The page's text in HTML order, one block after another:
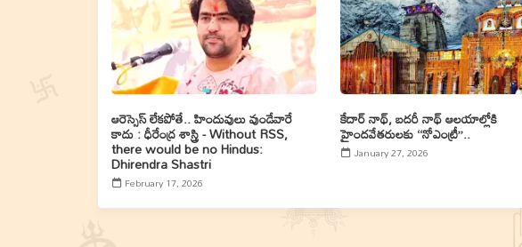
ఆరెస్సెస్ లేకపోతే.. హిందువులు వుండేవారే
కాదు : ధీరేంద్ర శాస్త్రి - Without RSS,
there would be no Hindus:
Dhirendra Shastri
February 17, 2026
కేదార్ నాథ్, బదరీ నాథ్ ఆలయాల్లోకి
హైందవేతరులకు ‘‘నోఎంట్రీ’’..
January 27, 2026